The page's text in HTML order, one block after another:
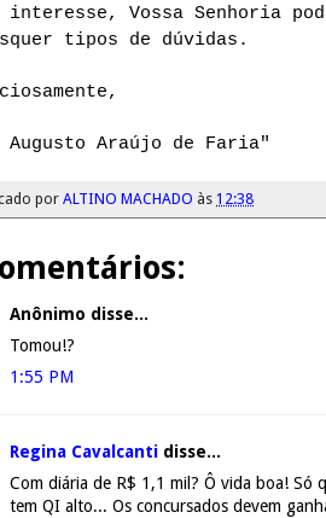
interesse, Vossa Senhoria
tipos de dúvidas.
Augusto Araújo de Faria"
porALTINO MACHADO às 12:38
Anônimo disse...
Tomou!?
1:55 PM
Regina Cavalcanti disse...
Com diária de R$ 1,1 mil? Ô vida boa! Só
tem QI alto... Os concursados devem